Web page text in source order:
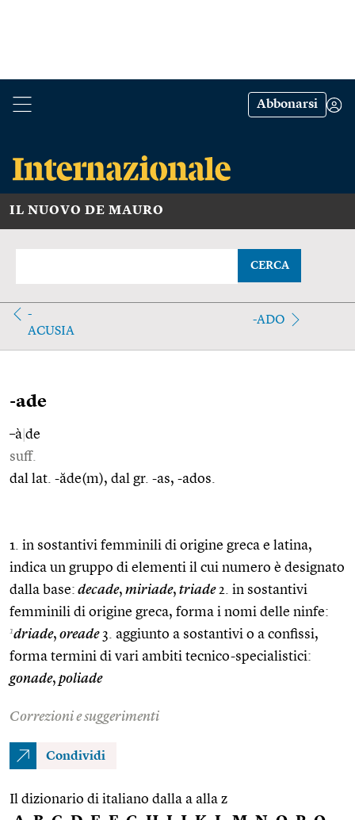
Abbonarsi
IL NUOVO DE MAURO
CERCA
-
ACUSIA
-ADO
-ade
–à de
suff.
dal lat. -ăde(m), dal gr. -as, -ados.
1. in sostantivi femminili di origine greca e latina,
indica un gruppo di elementi il cui numero è designato
dalla base: decade, miriade, triade2. in sostantivi
femminili di origine greca, forma i nomi delle ninfe:
1driade, oreade3. aggiunto a sostantivi o a confissi,
forma termini di vari ambiti tecnico-specialistici:
gonade, poliade
Correzioni e suggerimenti
Condividi
Il dizionario di italiano dalla a alla z